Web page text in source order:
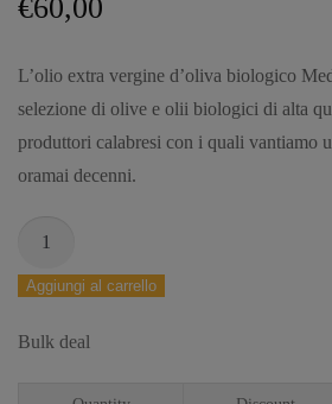
€60,00
L’olio extra vergine d’oliva biologico
selezione di olive e olii biologici di alta
produttori calabresi con i quali vantiamo
oramai decenni.
Aggiungi al carrello
Bulk deal